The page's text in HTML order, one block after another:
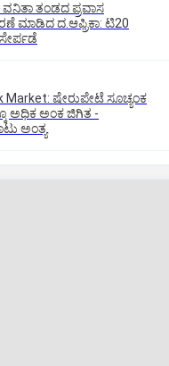
ತಂಡದ ಪ್ರವಾಸ
ಮಾಡಿದ ದ.ಆಫ್ರಿಕಾ: ಟಿ20
Market: ಷೇರುಪೇಟೆ ಸೂಚ್ಯಂಕ
ಅಧಿಕ ಅಂಕ ಜಿಗಿತ -
ಅಂತ್ಯ